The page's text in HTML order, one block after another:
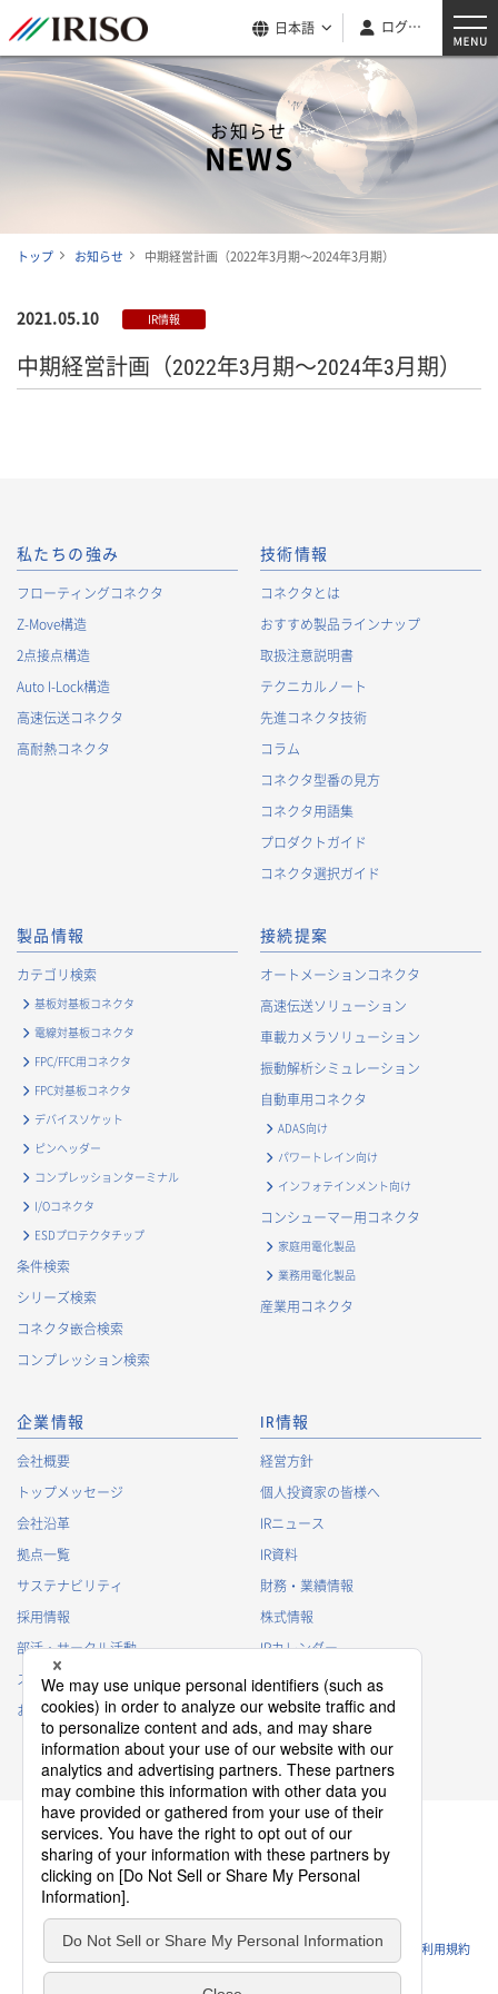
日本語 ログイン
お知らせ
NEWS
トップ お知らせ 中期経営計画（2022年3月期～2024年3月期）
2021.05.10 IR情報
中期経営計画（2022年3月期～2024年3月期）
私たちの強み
フローティングコネクタ
Z-Move構造
2点接点構造
Auto I-Lock構造
高速伝送コネクタ
高耐熱コネクタ
技術情報
コネクタとは
おすすめ製品ラインナップ
取扱注意説明書
テクニカルノート
先進コネクタ技術
コラム
コネクタ型番の見方
コネクタ用語集
プロダクトガイド
コネクタ選択ガイド
製品情報
カテゴリ検索
基板対基板コネクタ
電線対基板コネクタ
FPC/FFC用コネクタ
FPC対基板コネクタ
デバイスソケット
ピンヘッダー
コンプレッションターミナル
I/Oコネクタ
ESDプロテクタチップ
条件検索
シリーズ検索
コネクタ嵌合検索
コンプレッション検索
接続提案
オートメーションコネクタ
高速伝送ソリューション
車載カメラソリューション
振動解析シミュレーション
自動車用コネクタ
ADAS向け
パワートレイン向け
インフォテインメント向け
コンシューマー用コネクタ
家庭用電化製品
業務用電化製品
産業用コネクタ
企業情報
会社概要
トップメッセージ
会社沿革
拠点一覧
サステナビリティ
採用情報
部活・サークル活動
スポンサー活動
お問い合わせ
IR情報
経営方針
個人投資家の皆様へ
IRニュース
IR資料
財務・業績情報
株式情報
IRカレンダー
IRに関するよくあるご質問
IRポリシー
免責事項
プライバシーポリシー
クッキーポリシー
ソーシャルメディアポリシー
ウェブサイトのご利用条件 利用規約